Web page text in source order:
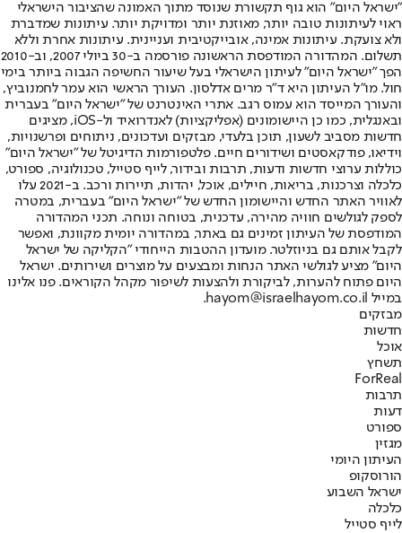
"ישראל היום" הוא גוף תקשורת שנוסד מתוך האמונה שהציבור הישראלי
ראוי לעיתונות טובה יותר, מאוזנת יותר ומדויקת יותר. עיתונות שמדברת
ולא צועקת. עיתונות אמינה, אובייקטיבית ועניינית. עיתונות אחרת וללא
תשלום. המהדורה המודפסת הראשונה פורסמה ב-30 ביולי 2007, וב-2010
הפך "ישראל היום" לעיתון הישראלי בעל שיעור החשיפה הגבוה ביותר בימי
חול. מו"ל העיתון היא ד"ר מרים אדלסון. העורך הראשי הוא עמר לחמנוביץ,
והעורך המייסד הוא עמוס רגב. אתרי האינטרנט של "ישראל היום" בעברית
ובאנגלית, כמו כן היישומונים (אפליקציות) לאנדרואיד ול-iOS, מציגים
חדשות מסביב לשעון, תוכן בלעדי, מבזקים ועדכונים, ניתוחים ופרשנויות,
וידיאו, פודקאסטים ושידורים חיים. פלטפורמות הדיגיטל של "ישראל היום"
כוללות ערוצי חדשות ודעות, תרבות ובידור, לייף סטייל, טכנולוגיה, ספורט,
כלכלה וצרכנות, בריאות, חיילים, אוכל, יהדות, תיירות ורכב. ב-2021 עלו
לאוויר האתר החדש והיישומון החדש של "ישראל היום" בעברית, במטרה
לספק לגולשים חוויה מהירה, עדכנית, בטוחה ונוחה. תכני המהדורה
המודפסת של העיתון זמינים גם באתר, במהדורה יומית מקוונת, ואפשר
לקבל אותם גם בניוזלטר. מועדון ההטבות הייחודי "הקליקה של ישראל
היום" מציע לגולשי האתר הנחות ומבצעים על מוצרים ושירותים. ישראל
היום פתוח להערות, לביקורת ולהצעות לשיפור מקהל הקוראים. פנו אלינו
במייל hayom@israelhayom.co.il.
מבזקים
חדשות
אוכל
תשחץ
ForReal
תרבות
דעות
ספורט
מגזין
העיתון היומי
הורוסקופ
ישראל השבוע
כלכלה
לייף סטייל